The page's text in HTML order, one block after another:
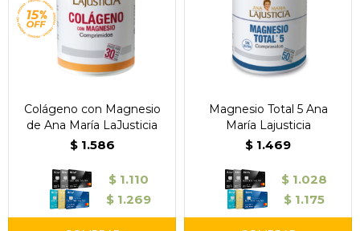
Colágeno con Magnesio
de Ana María LaJusticia
$ 1.586
$ 1.110
$ 1.269
Magnesio Total 5 Ana
María Lajusticia
$ 1.469
$ 1.028
$ 1.175